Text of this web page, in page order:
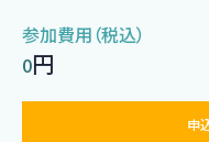
参加費用（税込）
0円
申